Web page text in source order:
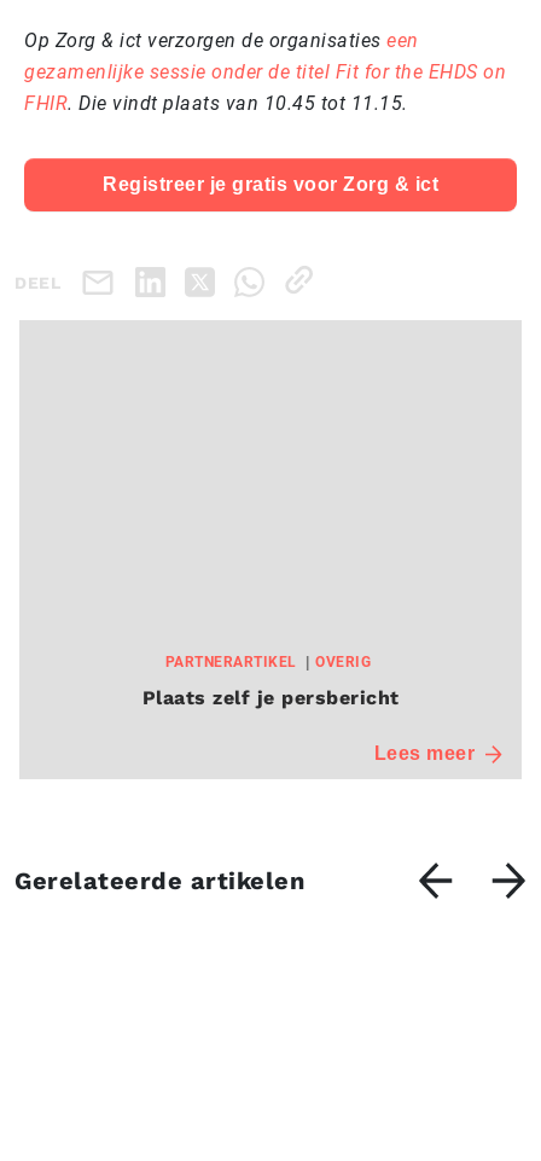
Op Zorg & ict verzorgen de organisaties een
gezamenlijke sessie onder de titel Fit for the EHDS on
FHIR. Die vindt plaats van 10.45 tot 11.15.
Registreer je gratis voor Zorg & ict
DEEL
PARTNERARTIKEL OVERIG
Plaats zelf je persbericht
Lees meer
Gerelateerde artikelen